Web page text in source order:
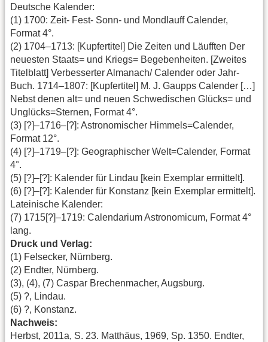
Deutsche Kalender:
(1) 1700: Zeit- Fest- Sonn- und Mondlauff Calender,
Format 4°.
(2) 1704–1713: [Kupfertitel] Die Zeiten und Läufften Der
neuesten Staats= und Kriegs= Begebenheiten. [Zweites
Titelblatt] Verbesserter Almanach/ Calender oder Jahr-
Buch. 1714–1807: [Kupfertitel] M. J. Gaupps Calender […]
Nebst denen alt= und neuen Schwedischen Glücks= und
Unglücks=Sternen, Format 4°.
(3) [?]–1716–[?]: Astronomischer Himmels=Calender,
Format 12°.
(4) [?]–1719–[?]: Geographischer Welt=Calender, Format
4°.
(5) [?]–[?]: Kalender für Lindau [kein Exemplar ermittelt].
(6) [?]–[?]: Kalender für Konstanz [kein Exemplar ermittelt].
Lateinische Kalender:
(7) 1715[?]–1719: Calendarium Astronomicum, Format 4°
lang.
Druck und Verlag:
(1) Felsecker, Nürnberg.
(2) Endter, Nürnberg.
(3), (4), (7) Caspar Brechenmacher, Augsburg.
(5) ?, Lindau.
(6) ?, Konstanz.
Nachweis:
Herbst, 2011a, S. 23. Matthäus, 1969, Sp. 1350. Endter,